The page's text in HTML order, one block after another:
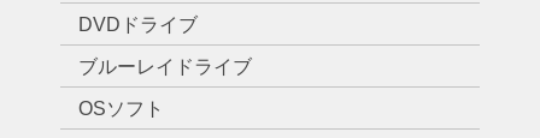
DVDドライブ
ブルーレイドライブ
OSソフト